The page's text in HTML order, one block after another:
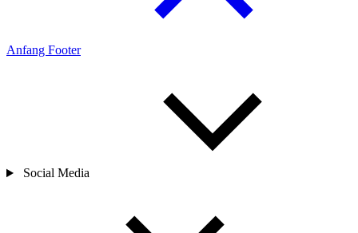
Anfang Footer
Social Media